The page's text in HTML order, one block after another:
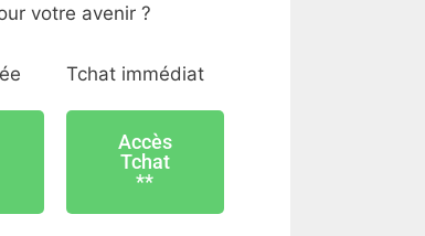
votre avenir ?
Tchat immédiat
Accès
Tchat
**